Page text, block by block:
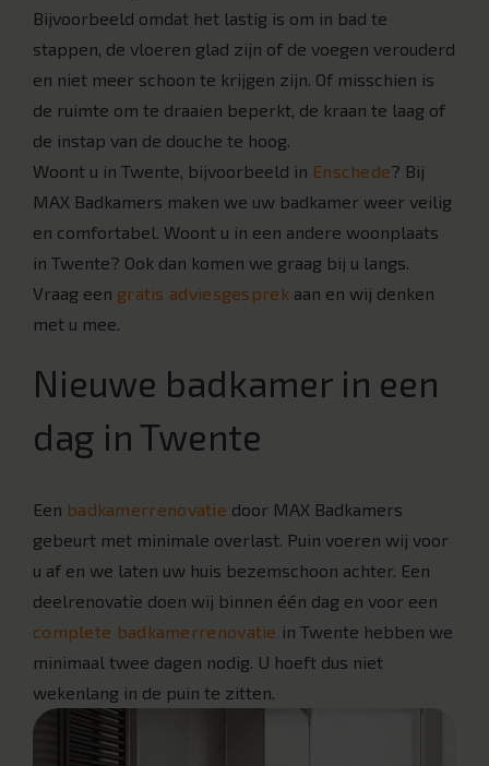
Bijvoorbeeld omdat het lastig is om in bad te
stappen, de vloeren glad zijn of de voegen verouderd
en niet meer schoon te krijgen zijn. Of misschien is
de ruimte om te draaien beperkt, de kraan te laag of
de instap van de douche te hoog.
Woont u in Twente, bijvoorbeeld in Enschede? Bij
MAX Badkamers maken we uw badkamer weer veilig
en comfortabel. Woont u in een andere woonplaats
in Twente? Ook dan komen we graag bij u langs.
Vraag een gratis adviesgesprek aan en wij denken
met u mee.
Nieuwe badkamer in een
dag in Twente
Een badkamerrenovatie door MAX Badkamers
gebeurt met minimale overlast. Puin voeren wij voor
u af en we laten uw huis bezemschoon achter. Een
deelrenovatie doen wij binnen één dag en voor een
complete badkamerrenovatie in Twente hebben we
minimaal twee dagen nodig. U hoeft dus niet
wekenlang in de puin te zitten.